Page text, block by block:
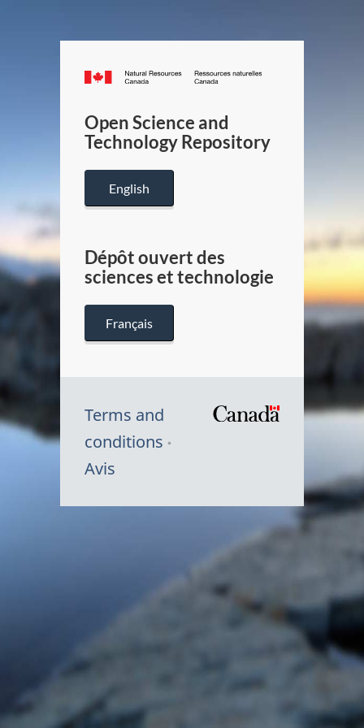
Canada.ca
/
Canada
Open Science and
Technology Repository
English
Dépôt ouvert des
sciences et technologie
Français
Terms and
conditions
Avis
du